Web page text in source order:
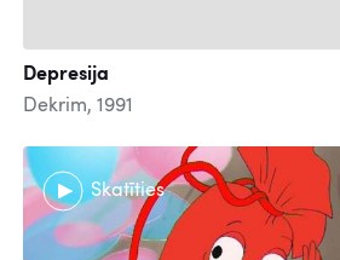
Depresija
Dekrim, 1991
Skatīties